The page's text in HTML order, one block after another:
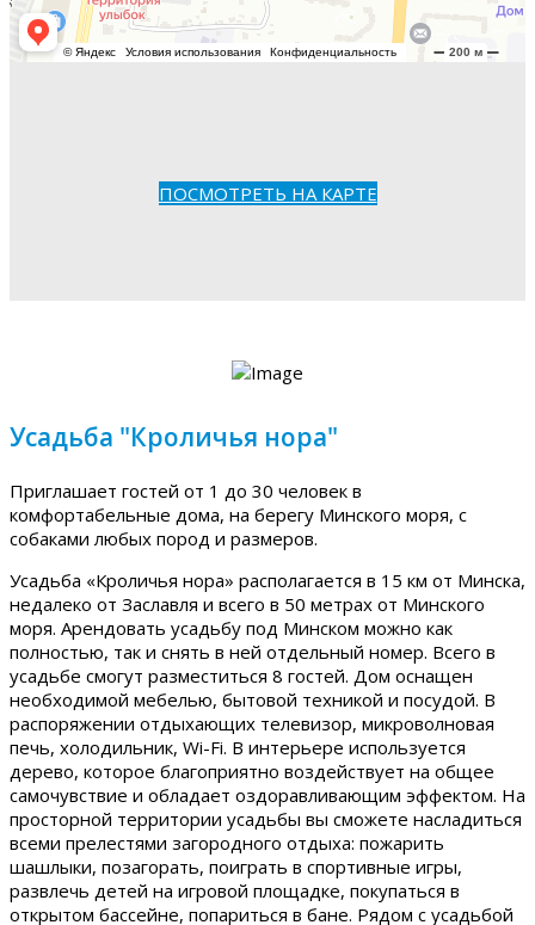
ПОСМОТРЕТЬ НА КАРТЕ
Усадьба "Кроличья нора"
Приглашает гостей от 1 до 30 человек в
комфортабельные дома, на берегу Минского моря, с
собаками любых пород и размеров.
Усадьба «Кроличья нора» располагается в 15 км от Минска,
недалеко от Заславля и всего в 50 метрах от Минского
моря. Арендовать усадьбу под Минском можно как
полностью, так и снять в ней отдельный номер. Всего в
усадьбе смогут разместиться 8 гостей. Дом оснащен
необходимой мебелью, бытовой техникой и посудой. В
распоряжении отдыхающих телевизор, микроволновая
печь, холодильник, Wi-Fi. В интерьере используется
дерево, которое благоприятно воздействует на общее
самочувствие и обладает оздоравливающим эффектом. На
просторной территории усадьбы вы сможете насладиться
всеми прелестями загородного отдыха: пожарить
шашлыки, позагорать, поиграть в спортивные игры,
развлечь детей на игровой площадке, покупаться в
открытом бассейне, попариться в бане. Рядом с усадьбой